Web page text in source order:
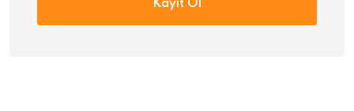
Kayıt Ol